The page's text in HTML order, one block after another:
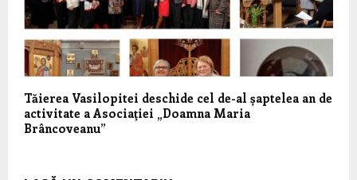
Tăierea Vasilopitei deschide cel de-al șaptelea an de
activitate a Asociaţiei „Doamna Maria
Brâncoveanu”